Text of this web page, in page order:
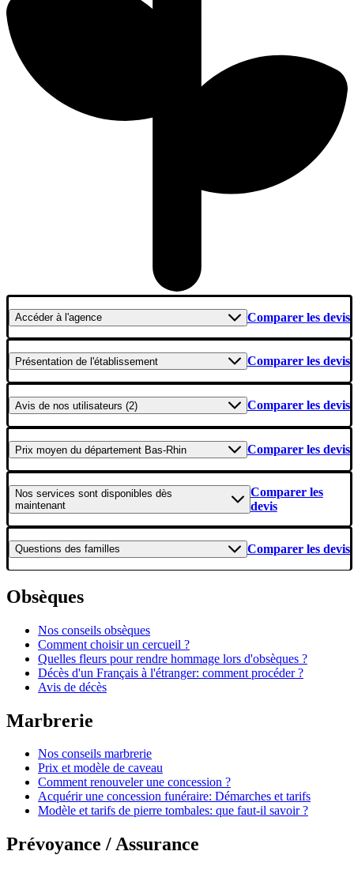
Accéderà l'agence Comparer les devis
Présentation de l'établissement Comparer les devis
Avis de nos utilisateurs (2) Comparer les devis
Prix moyen du département Bas-Rhin Comparer les devis
Nos services sont disponibles dès
maintenant
Comparer les
devis
Questions des familles Comparer les devis
Obsèques
Nos conseils obsèques
Comment choisir un cercueil ?
Quelles fleurs pour rendre hommage lors d'obsèques ?
Décès d'un Français à l'étranger: comment procéder ?
Avis de décès
Marbrerie
Nos conseils marbrerie
Prix et modèle de caveau
Comment renouveler une concession ?
Acquérir une concession funéraire: Démarches et tarifs
Modèle et tarifs de pierre tombales: que faut-il savoir ?
Prévoyance / Assurance